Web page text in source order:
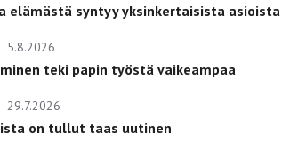
elämästä syntyy yksinkertaisista asioista
5.8.2026
teki papin työstä vaikeampaa
29.7.2026
on tullut taas uutinen